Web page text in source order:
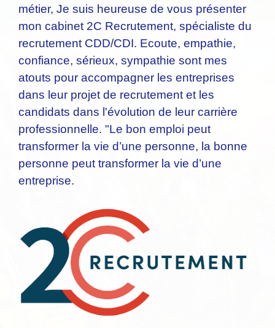
métier, Je suis heureuse de vous présenter
mon cabinet 2C Recrutement, spécialiste du
recrutement CDD/CDI. Ecoute, empathie,
confiance, sérieux, sympathie sont mes
atouts pour accompagner les entreprises
dans leur projet de recrutement et les
candidats dans l'évolution de leur carrière
professionnelle. "Le bon emploi peut
transformer la vie d’une personne, la bonne
personne peut transformer la vie d’une
entreprise.